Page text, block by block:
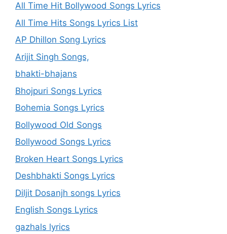
All Time Hit Bollywood Songs Lyrics
All Time Hits Songs Lyrics List
AP Dhillon Song Lyrics
Arijit Singh Songs,
bhakti-bhajans
Bhojpuri Songs Lyrics
Bohemia Songs Lyrics
Bollywood Old Songs
Bollywood Songs Lyrics
Broken Heart Songs Lyrics
Deshbhakti Songs Lyrics
Diljit Dosanjh songs Lyrics
English Songs Lyrics
gazhals lyrics